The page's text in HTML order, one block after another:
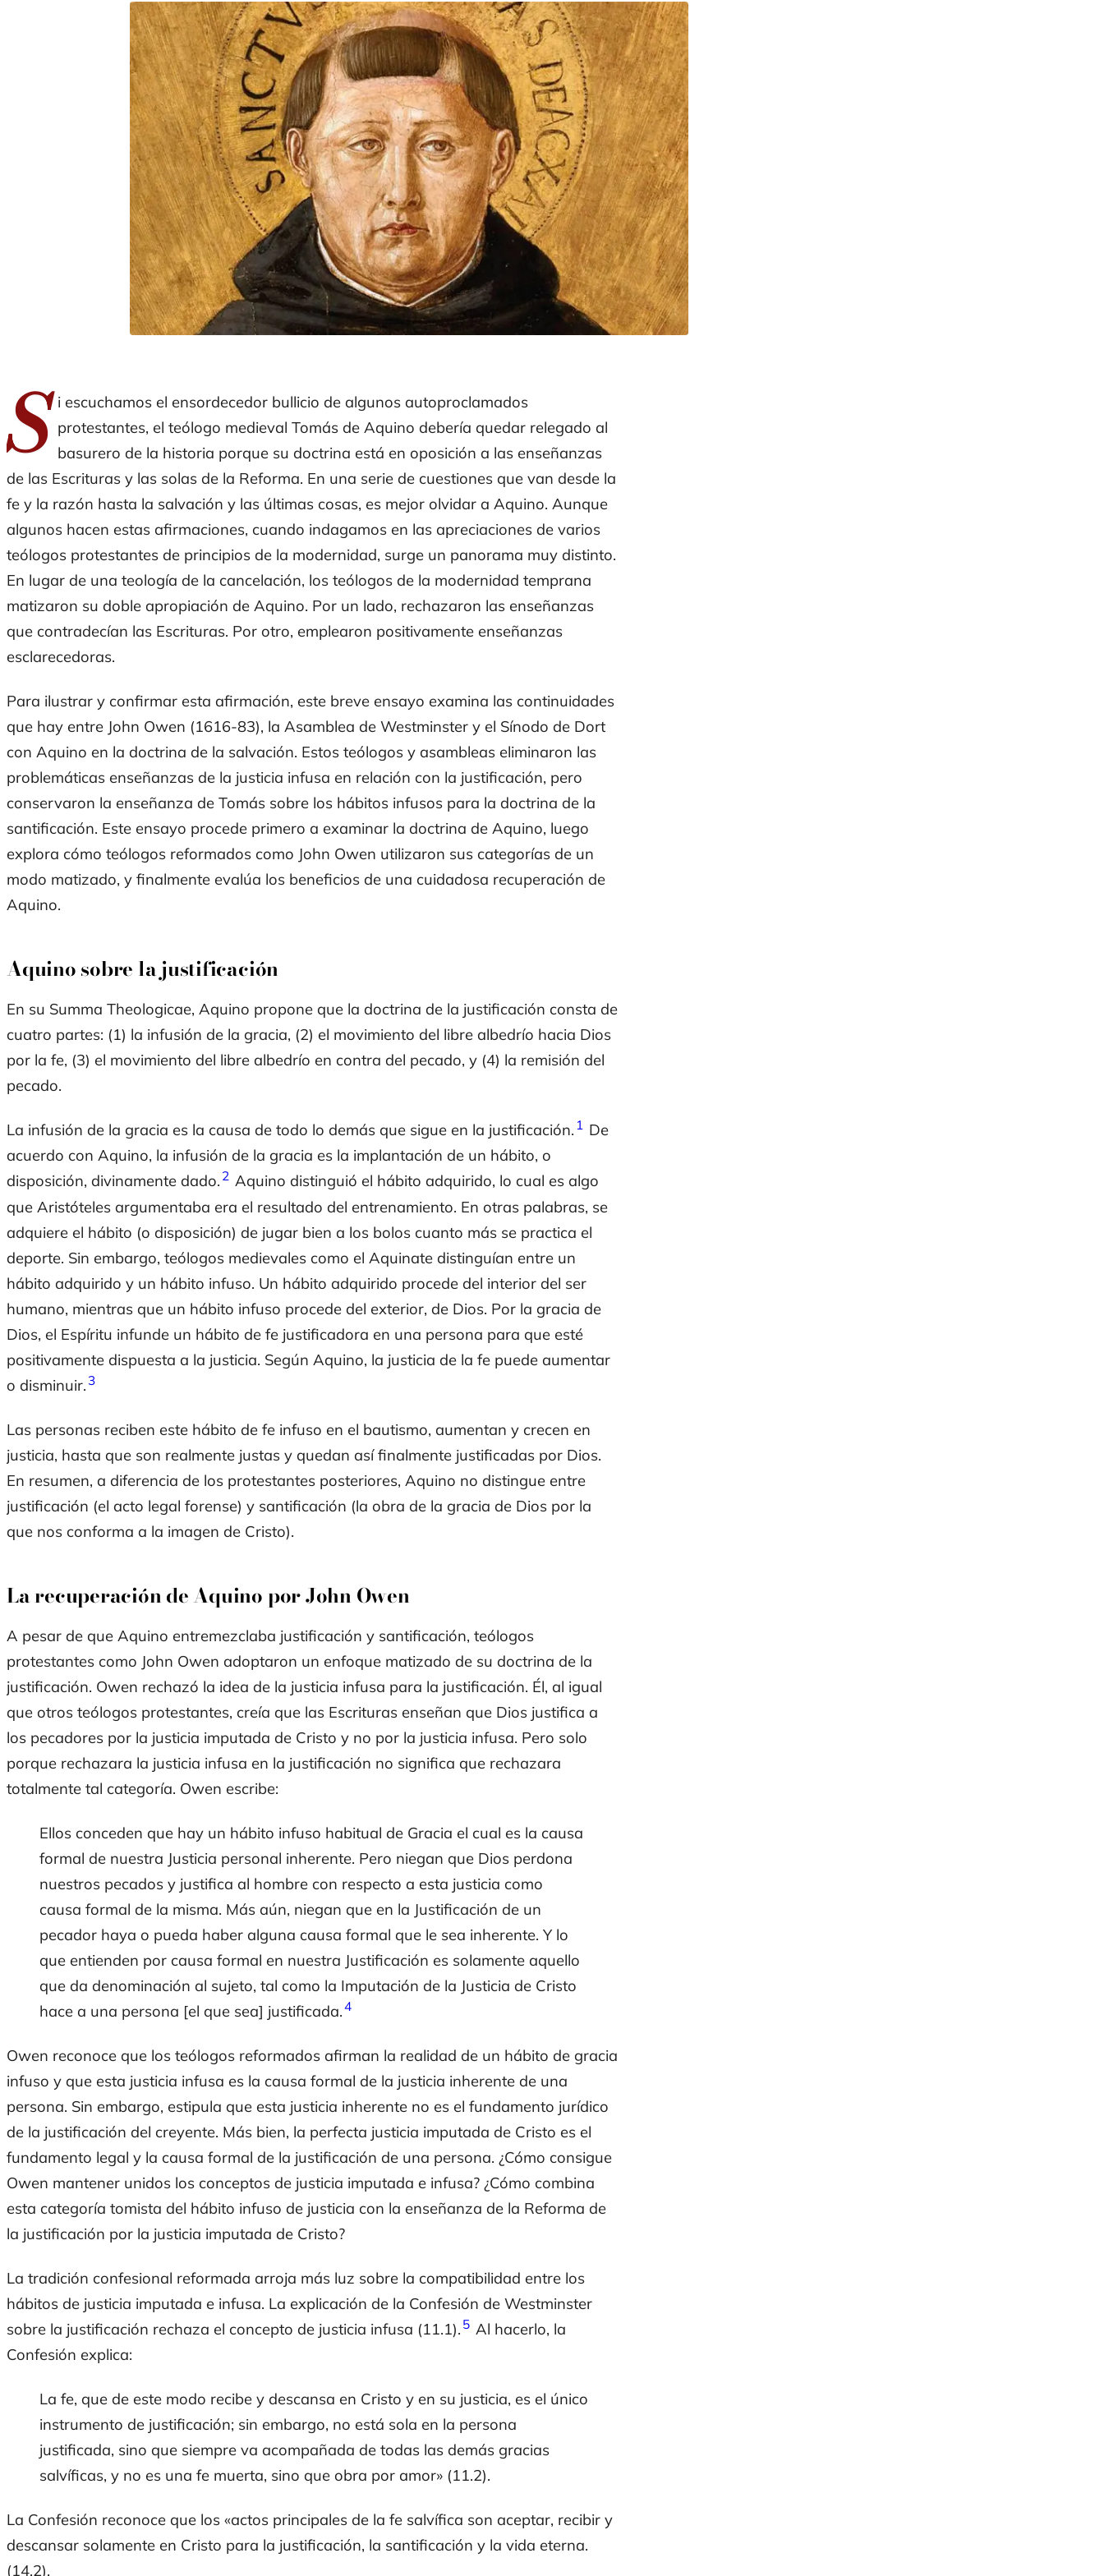
S i escuchamos el ensordecedor bullicio de algunos autoproclamados
protestantes, el teólogo medieval Tomás de Aquino debería quedar relegado al
basurero de la historia porque su doctrina está en oposición a las enseñanzas
de las Escrituras y las solas de la Reforma. En una serie de cuestiones que van desde la
fe y la razón hasta la salvación y las últimas cosas, es mejor olvidar a Aquino. Aunque
algunos hacen estas afirmaciones, cuando indagamos en las apreciaciones de varios
teólogos protestantes de principios de la modernidad, surge un panorama muy distinto.
En lugar de una teología de la cancelación, los teólogos de la modernidad temprana
matizaron su doble apropiación de Aquino. Por un lado, rechazaron las enseñanzas
que contradecían las Escrituras. Por otro, emplearon positivamente enseñanzas
esclarecedoras.
Para ilustrar y confirmar esta afirmación, este breve ensayo examina las continuidades
que hay entre John Owen (1616-83), la Asamblea de Westminster y el Sínodo de Dort
con Aquino en la doctrina de la salvación. Estos teólogos y asambleas eliminaron las
problemáticas enseñanzas de la justicia infusa en relación con la justificación, pero
conservaron la enseñanza de Tomás sobre los hábitos infusos para la doctrina de la
santificación. Este ensayo procede primero a examinar la doctrina de Aquino, luego
explora cómo teólogos reformados como John Owen utilizaron sus categorías de un
modo matizado, y finalmente evalúa los beneficios de una cuidadosa recuperación de
Aquino.
Aquino sobre la justificación
En su Summa Theologicae, Aquino propone que la doctrina de la justificación consta de
cuatro partes: (1) la infusión de la gracia, (2) el movimiento del libre albedrío hacia Dios
por la fe, (3) el movimiento del libre albedrío en contra del pecado, y (4) la remisión del
pecado.
La infusión de la gracia es la causa de todo lo demás que sigue en la justificación. 1 De
acuerdo con Aquino, la infusión de la gracia es la implantación de un hábito, o
disposición, divinamente dado. 2 Aquino distinguió el hábito adquirido, lo cual es algo
que Aristóteles argumentaba era el resultado del entrenamiento. En otras palabras, se
adquiere el hábito (o disposición) de jugar bien a los bolos cuanto más se practica el
deporte. Sin embargo, teólogos medievales como el Aquinate distinguían entre un
hábito adquirido y un hábito infuso. Un hábito adquirido procede del interior del ser
humano, mientras que un hábito infuso procede del exterior, de Dios. Por la gracia de
Dios, el Espíritu infunde un hábito de fe justificadora en una persona para que esté
positivamente dispuesta a la justicia. Según Aquino, la justicia de la fe puede aumentar
o disminuir. 3
Las personas reciben este hábito de fe infuso en el bautismo, aumentan y crecen en
justicia, hasta que son realmente justas y quedan así finalmente justificadas por Dios.
En resumen, a diferencia de los protestantes posteriores, Aquino no distingue entre
justificación (el acto legal forense) y santificación (la obra de la gracia de Dios por la
que nos conforma a la imagen de Cristo).
La recuperación de Aquino por John Owen
A pesar de que Aquino entremezclaba justificación y santificación, teólogos
protestantes como John Owen adoptaron un enfoque matizado de su doctrina de la
justificación. Owen rechazó la idea de la justicia infusa para la justificación. Él, al igual
que otros teólogos protestantes, creía que las Escrituras enseñan que Dios justifica a
los pecadores por la justicia imputada de Cristo y no por la justicia infusa. Pero solo
porque rechazara la justicia infusa en la justificación no significa que rechazara
totalmente tal categoría. Owen escribe:
Ellos conceden que hay un hábito infuso habitual de Gracia el cual es la causa
formal de nuestra Justicia personal inherente. Pero niegan que Dios perdona
nuestros pecados y justifica al hombre con respecto a esta justicia como
causa formal de la misma. Más aún, niegan que en la Justificación de un
pecador haya o pueda haber alguna causa formal que le sea inherente. Y lo
que entienden por causa formal en nuestra Justificación es solamente aquello
que da denominación al sujeto, tal como la Imputación de la Justicia de Cristo
hace a una persona [el que sea] justificada.4
Owen reconoce que los teólogos reformados afirman la realidad de un hábito de gracia
infuso y que esta justicia infusa es la causa formal de la justicia inherente de una
persona. Sin embargo, estipula que esta justicia inherente no es el fundamento jurídico
de la justificación del creyente. Más bien, la perfecta justicia imputada de Cristo es el
fundamento legal y la causa formal de la justificación de una persona. ¿Cómo consigue
Owen mantener unidos los conceptos de justicia imputada e infusa? ¿Cómo combina
esta categoría tomista del hábito infuso de justicia con la enseñanza de la Reforma de
la justificación por la justicia imputada de Cristo?
La tradición confesional reformada arroja más luz sobre la compatibilidad entre los
hábitos de justicia imputada e infusa. La explicación de la Confesión de Westminster
sobre la justificación rechaza el concepto de justicia infusa (11.1). 5 Al hacerlo, la
Confesión explica:
La fe, que de este modo recibe y descansa en Cristo y en su justicia, es el único
instrumento de justificación; sin embargo, no está sola en la persona
justificada, sino que siempre va acompañada de todas las demás gracias
salvíficas, y no es una fe muerta, sino que obra por amor» (11.2).
La Confesión reconoce que los «actos principales de la fe salvífica son aceptar, recibir y
descansar solamente en Cristo para la justificación, la santificación y la vida eterna.
(14.2).